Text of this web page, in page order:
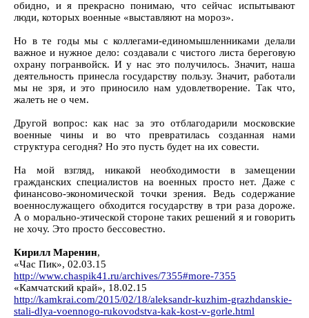
обидно, и я прекрасно понимаю, что сейчас испытывают
люди, которых военные «выставляют на мороз».
Но в те годы мы с коллегами-единомышленниками делали
важное и нужное дело: создавали с чистого листа береговую
охрану погранвойск. И у нас это получилось. Значит, наша
деятельность принесла государству пользу. Значит, работали
мы не зря, и это приносило нам удовлетворение. Так что,
жалеть не о чем.
Другой вопрос: как нас за это отблагодарили московские
военные чины и во что превратилась созданная нами
структура сегодня? Но это пусть будет на их совести.
На мой взгляд, никакой необходимости в замещении
гражданских специалистов на военных просто нет. Даже с
финансово-экономической точки зрения. Ведь содержание
военнослужащего обходится государству в три раза дороже.
А о морально-этической стороне таких решений я и говорить
не хочу. Это просто бессовестно.
Кирилл Маренин,
«Час Пик», 02.03.15
http://www.chaspik41.ru/archives/7355#more-7355
«Камчатский край», 18.02.15
http://kamkrai.com/2015/02/18/aleksandr-kuzhim-grazhdanskie-
stali-dlya-voennogo-rukovodstva-kak-kost-v-gorle.html